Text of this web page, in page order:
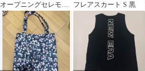
オープニングセレモニ
ー エコバッグ
フレアスカート S 黒